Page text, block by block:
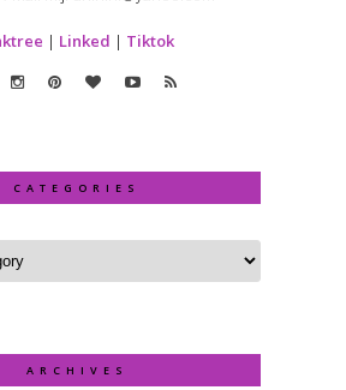
| Linked | Tiktok
CATEGORIES
ARCHIVES